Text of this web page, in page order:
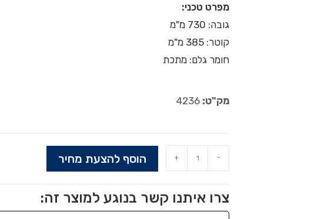
מפרט טכני:
גובה: 730 מ"מ
קוטר: 385 מ"מ
חומר גלם: מתכת
מק"ט: 4236
-
+ הוסף להצעת מחיר
צרו איתנו קשר בנוגע למוצר זה: